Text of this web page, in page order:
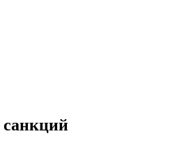
санкций